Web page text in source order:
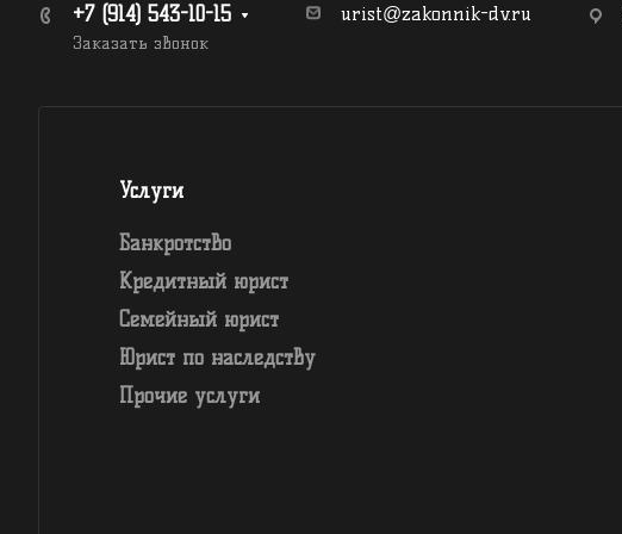
+7 (914) 543-10-15
Заказать звонок
urist@zakonnik-dv.ru
Услуги
Банкротство
Кредитный юрист
Семейный юрист
Юрист по наследству
Прочие услуги